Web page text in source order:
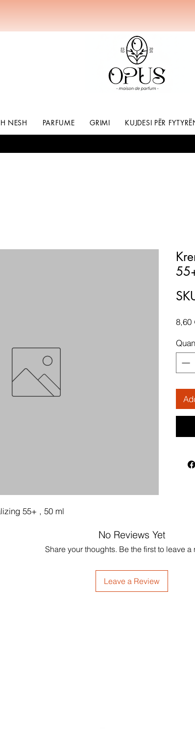
NESH PARFUME GRIMI KUJDESI PËR
55+ , 50 ml
8,60
No Reviews Yet
Share your thoughts. Be the first to leave a
Leave a Review